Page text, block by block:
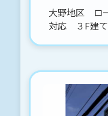
2026-06-
サンシティ
2026-05-
大野地区 ロ
対応 ３F建